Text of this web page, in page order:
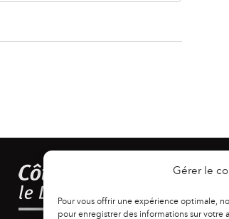
Gérer le
Pour vous offrir une expérience optimale,
pour enregistrer des informations sur votre